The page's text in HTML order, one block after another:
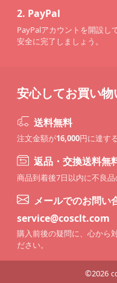
2. PayPal
PayPalアカウントを開設し
安全に完了しましょう。
安心してお買い
送料無料
注文金額が16,000円に達す
返品・交換送料無
商品到着後7日以内に不良品
メールでのお問い
service@cosclt.com
購入前後の疑問に、心から
ださい。
©2026